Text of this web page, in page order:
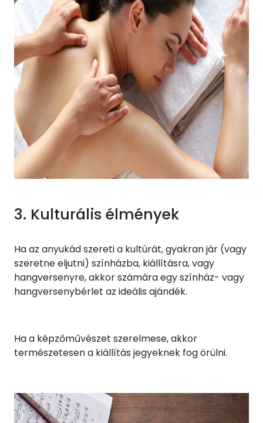
3. Kulturális élmények
Ha az anyukád szereti a kultúrát, gyakran jár (vagy
szeretne eljutni) színházba, kiállításra, vagy
hangversenyre, akkor számára egy színház- vagy
hangversenybérlet az ideális ajándék.
Ha a képzőművészet szerelmese, akkor
természetesen a kiállítás jegyeknek fog örülni.